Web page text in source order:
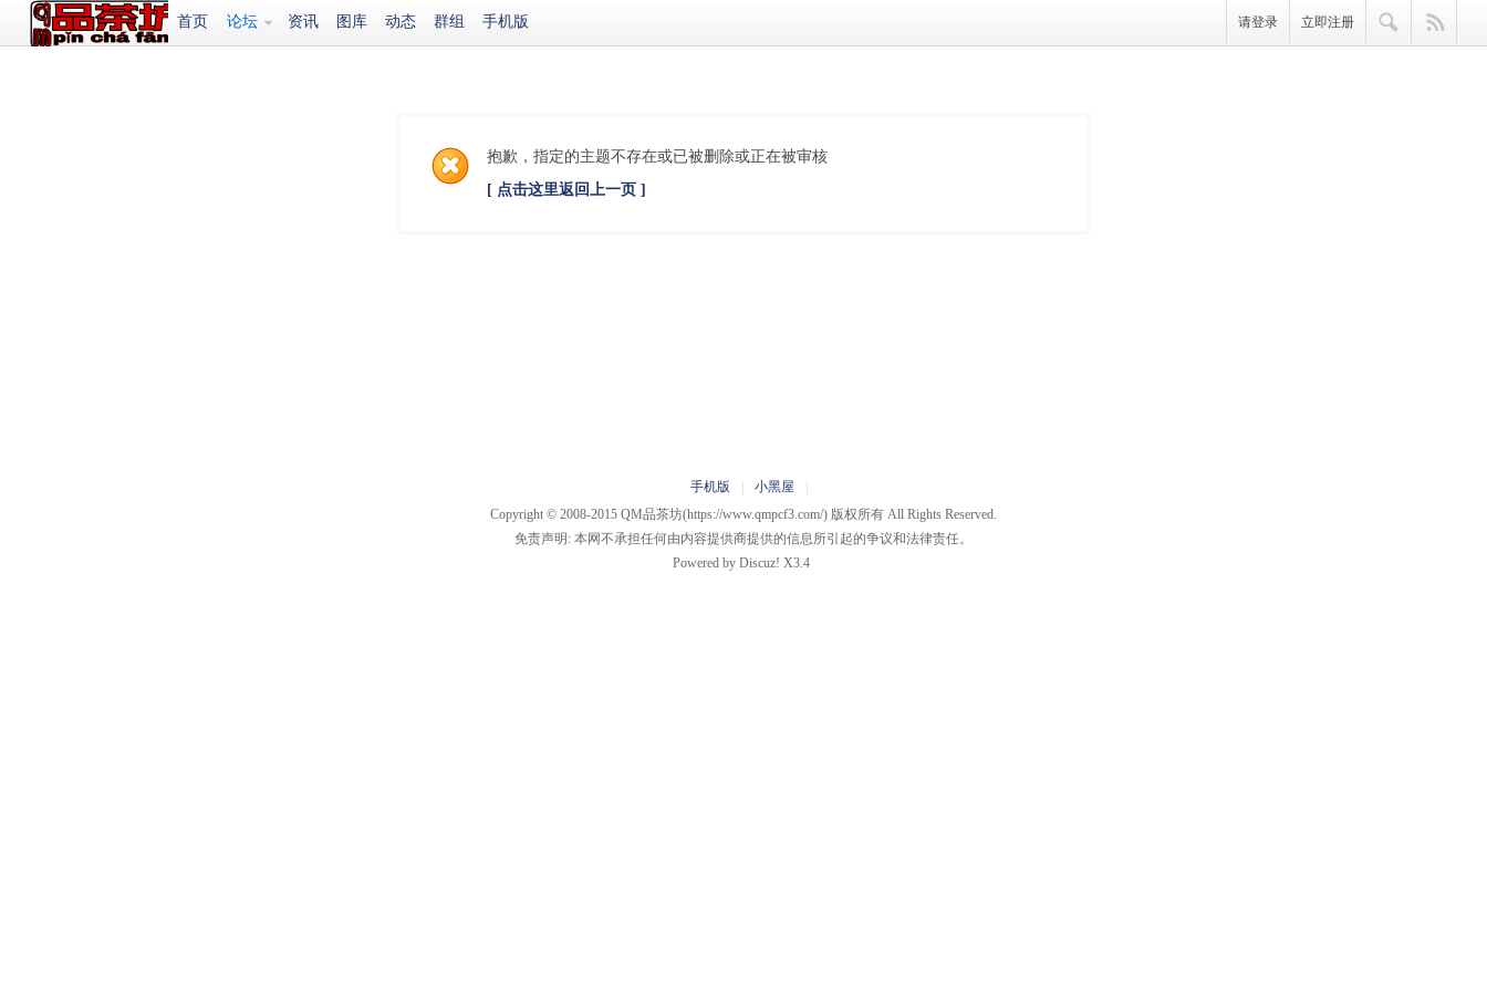
首页 论坛 资讯 图库 动态 群组 手机版 请登录 立即注册
抱歉，指定的主题不存在或已被删除或正在被审核
[ 点击这里返回上一页 ]
手机版 小黑屋
Copyright © 2008-2015 QM品茶坊(https://www.qmpcf3.com/) 版权所有 All Rights Reserved.
免责声明: 本网不承担任何由内容提供商提供的信息所引起的争议和法律责任。
Powered byDiscuz! X3.4